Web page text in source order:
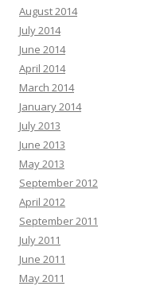
August 2014
July 2014
June 2014
April 2014
March 2014
January 2014
July 2013
June 2013
May 2013
September 2012
April 2012
September 2011
July 2011
June 2011
May 2011